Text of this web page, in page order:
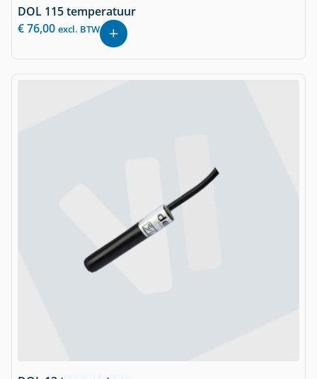
DOL 115 temperatuur
€76,00 excl. BTW